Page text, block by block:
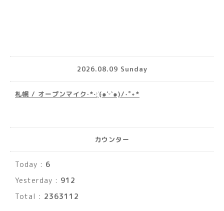
2026.08.09 Sunday
札幌 / オープンマイク·*· ҉(๑′ᵕ‵๑)/‧˚︎˖*
カウンター
Today : 6
Yesterday : 912
Total : 2363112